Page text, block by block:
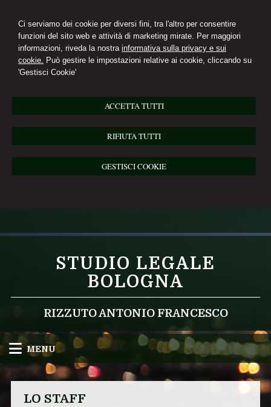
Ci serviamo dei cookie per diversi fini, tra l'altro per consentire
funzioni del sito web e attività di marketing mirate. Per maggiori
informazioni, riveda la nostra informativa sulla privacy e sui
cookie. Può gestire le impostazioni relative ai cookie, cliccando su
'Gestisci Cookie'
ACCETTA TUTTI
RIFIUTA TUTTI
GESTISCI COOKIE
STUDIO LEGALE
BOLOGNA
RIZZUTO ANTONIO FRANCESCO
MENU
LO STAFF